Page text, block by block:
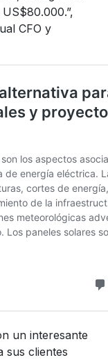
CFO y
un interesante
sus clientes